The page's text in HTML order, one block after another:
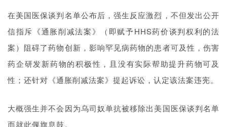
B
投
融
资
注册
在美国医保谈判名单公布后，强生反应激烈，不但发出公开
信指斥《通胀削减法案》（即赋予HHS药价谈判权利的法
案）阻碍了药物创新，影响罕见病药物的患者可及性，伤害
药企研发新药物的积极性，且没有实际帮助提升药物可及
性；还针对《通胀削减法案》提起诉讼， 认定该法案违宪。
大概强生并不会因为乌司奴单抗被移除出美国医保谈判名单
而就此偃旗息鼓。